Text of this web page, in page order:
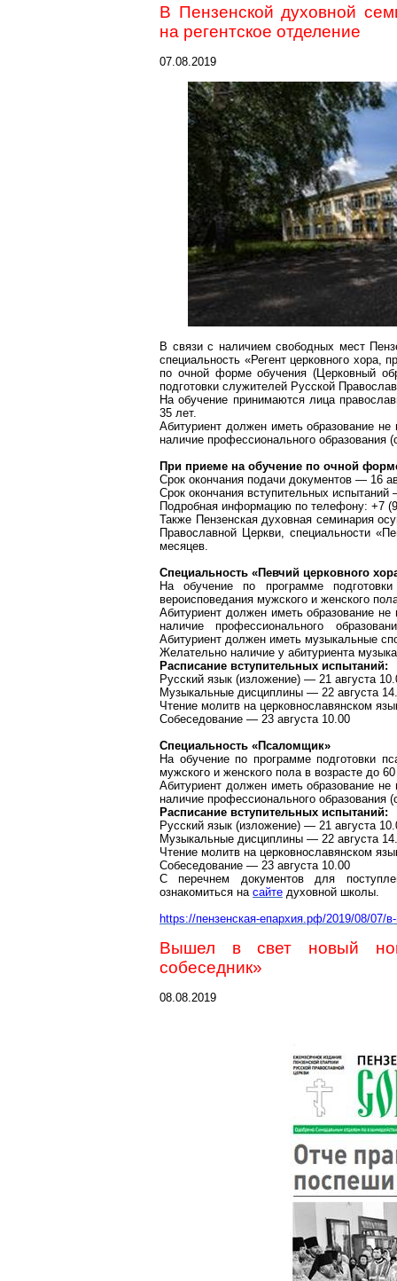
В Пензенской духовной
на регентское отделение
07.08.2019
В связи с наличием свободных мест
специальность «Регент церковного хора,
по очной форме обучения (Церковный
подготовки служителей Русской
На обучение принимаются лица
35 лет.
Абитуриент должен иметь образование
наличие профессионального
При приеме на обучение по очной
Срок окончания подачи документов — 16
Срок окончания вступительных испытаний
Подробная информацию по телефону: +7
Также Пензенская духовная семинария
Православной Церкви, специальности
месяцев.
Специальность «Певчий церковного
Наобучение по программеподготовки
вероисповедания мужского и женского
Абитуриент должен иметь образование
наличие профессионального
Абитуриент должен иметь музыкальные
Желательно наличие у абитуриента
Расписание вступительных испытаний:
Русский язык (изложение) — 21 августа
Музыкальные дисциплины — 22 августа
Чтение молитв на церковнославянском
Собеседование — 23 августа 10.00
Специальность «Псаломщик»
На обучение по программеподготовки
мужского и женского пола в возрасте до
Абитуриент должен иметь образование
наличие профессионального
Расписание вступительных испытаний:
Русский язык (изложение) — 21 августа
Музыкальные дисциплины — 22 августа
Чтение молитв на церковнославянском
Собеседование — 23 августа 10.00
С перечнем документов для
ознакомиться на сайте духовной школы.
https://пензенская-епархия.рф/2019/08/07/
Вышел в свет новый
собеседник»
08.08.2019